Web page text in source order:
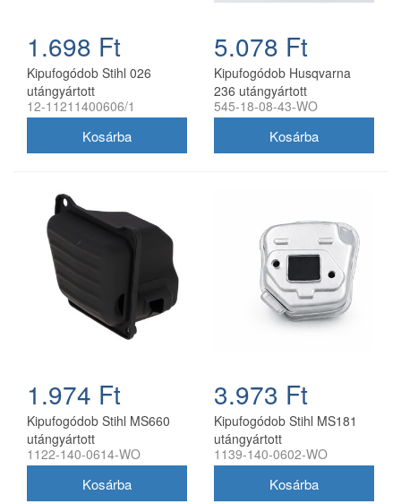
1.698 Ft
Kipufogódob Stihl 026
utángyártott
12-11211400606/1
5.078 Ft
Kipufogódob Husqvarna
236 utángyártott
545-18-08-43-WO
1.974 Ft
Kipufogódob Stihl MS660
utángyártott
1122-140-0614-WO
3.973 Ft
Kipufogódob Stihl MS181
utángyártott
1139-140-0602-WO